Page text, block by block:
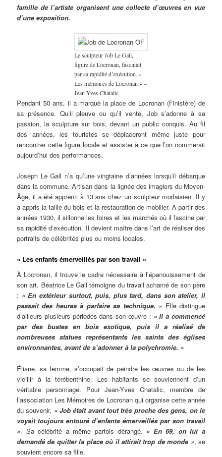
famille de l’artiste organisent une collecte d’œuvres en vue
d’une exposition.
Le sculpteur Job Le Gall,
figure de Locronan, fascinait
par sa rapidité d’exécution. «
Les mémoires de Locronan » –
Jean-Yves Chatalic
Pendant 50 ans, il a marqué la place de Locronan (Finistère) de
sa présence. Qu’il pleuve ou qu’il vente, Job s’adonne à sa
passion, la sculpture sur bois, devant un public conquis. Au fil
des années, les touristes se déplaceront même juste pour
rencontrer cette figure locale et assister à ce que l’on nommerait
aujourd’hui des performances.
Joseph Le Gall n’a qu’une vingtaine d’années lorsqu’il débarque
dans la commune. Artisan dans la lignée des imagiers du Moyen-
Âge, il a été apprenti à 13 ans chez un sculpteur morlaisien. Il y
a appris la taille du bois et la restauration de mobilier. À partir des
années 1930, il sillonne les foires et les marchés où il fascine par
sa rapidité d’exécution. Il devient maître dans l’art de réaliser des
portraits de célébrités plus ou moins locales.
« Les enfants émerveillés par son travail »
À Locronan, il trouve le cadre nécessaire à l’épanouissement de
son art. Béatrice Le Gall témoigne du travail acharné de son père
: « En extérieur surtout, puis, plus tard, dans son atelier, il
passait des heures à parfaire sa technique. » Elle distingue
d’ailleurs plusieurs périodes dans son œuvre : « Il a commencé
par des bustes en bois exotique, puis il a réalisé de
nombreuses statues représentants les saints des églises
environnantes, avant de s’adonner à la polychromie. »
Éliane, sa femme, s’occupait de peindre les œuvres ou de les
vieillir à la térébenthine. Les habitants se souviennent d’un
véritable personnage. Pour Jean-Yves Chatalic, membre de
l’association Les Mémoires de Locronan qui organise cette année
du souvenir, « Job était avant tout très proche des gens, on le
voyait toujours entouré d’enfants émerveillés par son travail
». Sa célébrité a même parfois dérangé. « En 69, on lui a
demandé de quitter la place où il attirait trop de monde », se
souvient encore sa fille.